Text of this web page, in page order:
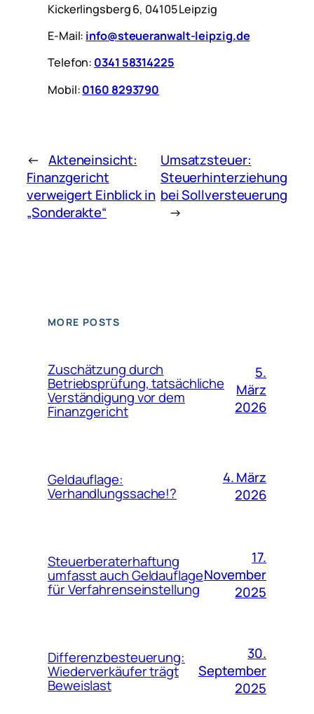
Kickerlingsberg 6, 04105 Leipzig
E-Mail: info@steueranwalt-leipzig.de
Telefon: 0341 58314225
Mobil:0160 8293790
← Akteneinsicht:
Finanzgericht
verweigert Einblick in
„Sonderakte“
Umsatzsteuer:
Steuerhinterziehung
bei Sollversteuerung
→
MORE POSTS
Zuschätzung durch
Betriebsprüfung, tatsächliche
Verständigung vor dem
Finanzgericht
5.
März
2026
Geldauflage:
Verhandlungssache!?
4. März
2026
Steuerberaterhaftung
umfasst auch Geldauflage
für Verfahrenseinstellung
17.
November
2025
Differenzbesteuerung:
Wiederverkäufer trägt
Beweislast
30.
September
2025